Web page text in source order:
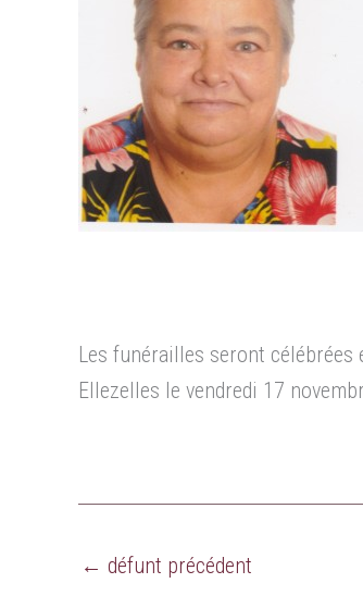
Les funérailles seront célébrées
Ellezelles le vendredi 17
← défunt précédent